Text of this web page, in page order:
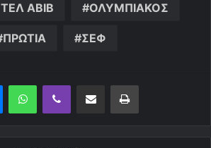
ΑΒΙΒ ΟΛΥΜΠΙΑΚΟΣ
ΠΡΩΤΙΑ ΣΕΦ
MessengerWhatsAppViber Κοινοποίηση μέσω ηλεκτρονικού ταχυδρομείουΕκτύπωση